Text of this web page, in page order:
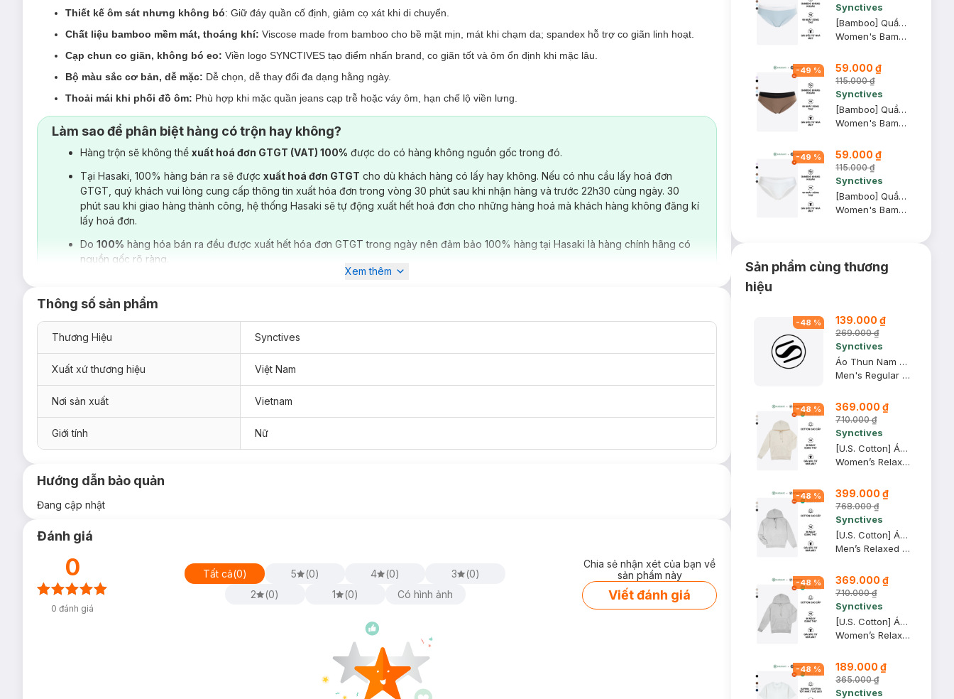
Thiết kế ôm sát nhưng không bó: Giữ đáy quần cố định, giảm cọ xát khi di chuyển.
Chất liệu bamboo mềm mát, thoáng khí: Viscose made from bamboo cho bề mặt mịn, mát khi chạm da; spandex hỗ trợ co giãn linh hoạt.
Cạp chun co giãn, không bó eo: Viền logo SYNCTIVES tạo điểm nhấn brand, co giãn tốt và ôm ổn định khi mặc lâu.
Bộ màu sắc cơ bản, dễ mặc: Dễ chọn, dễ thay đổi đa dạng hằng ngày.
Thoải mái khi phối đồ ôm: Phù hợp khi mặc quần jeans cạp trễ hoặc váy ôm, hạn chế lộ viền lưng.
Trọng lượng cân bằng giữa độ mịn và độ đứng vải, không quá mỏng gây lộ, không quá dày gây bí.
Làm sao để phân biệt hàng có trộn hay không?
Hàng trộn sẽ không thể xuất hoá đơn GTGT (VAT) 100% được do có hàng không nguồn gốc trong đó.
Tại Hasaki, 100% hàng bán ra sẽ được xuất hoá đơn GTGT cho dù khách hàng có lấy hay không. Nếu có nhu cầu lấy hoá đơn
GTGT, quý khách vui lòng cung cấp thông tin xuất hóa đơn trong vòng 30 phút sau khi nhận hàng và trước 22h30 cùng ngày. 30
phút sau khi giao hàng thành công, hệ thống Hasaki sẽ tự động xuất hết hoá đơn cho những hàng hoá mà khách hàng không đăng kí
lấy hoá đơn.
Do 100% hàng hóa bán ra đều được xuất hết hóa đơn GTGT trong ngày nên đảm bảo 100% hàng tại Hasaki là hàng chính hãng có
nguồn gốc rõ ràng.
Xem thêm
Thông số sản phẩm
Thương Hiệu Synctives
Xuất xứ thương hiệu Việt Nam
Nơi sản xuất Vietnam
Giới tính Nữ
Hướng dẫn bảo quản
Đang cập nhật
Đánh giá
0
0 đánh giá
Tất cả(0) 5 (0) 4 (0) 3 (0)
2
(0) 1 (0) Có hình ảnh
Chia sẻ nhận xét của bạn về
sản phẩm này
Viết đánh giá
Synctives
[Bamboo] Quần Lót Nữ Synctives Dáng Bikini, Xanh Nhạt, XS - CWPT0008
Women's Bamboo Bikini Panties
-49 % 59.000 ₫
115.000 ₫
Synctives
[Bamboo] Quần Lót Nữ Synctives Dáng Bikini, Nâu Đất, XL - CWPT0008
Women's Bamboo Bikini Panties
-49 % 59.000 ₫
115.000 ₫
Synctives
[Bamboo] Quần Lót Nữ Synctives Dáng Bikini, Trắng, M - CWPT0008
Women's Bamboo Bikini Panties
Sản phẩm cùng thương
hiệu
-48 % 139.000 ₫
269.000 ₫
Synctives
Áo Thun Nam Regular Fit, Xanh Navy, 2XL - CMTS0028
Men's Regular Fit T-shirt
-48 % 369.000 ₫
710.000 ₫
Synctives
[U.S. Cotton] Áo Hoodie Nữ Synctives Relaxed Fit, Kem Melange, XS - CWHO0011
Women’s Relaxed Fit Hoodie
-48 % 399.000 ₫
768.000 ₫
Synctives
[U.S. Cotton] Áo Hoodie Nam Synctives Relaxed Fit, Xám Melange Nhạt, 2XL - CMHO0007
Men’s Relaxed Fit Hoodie
-48 % 369.000 ₫
710.000 ₫
Synctives
[U.S. Cotton] Áo Hoodie Nữ Synctives Relaxed Fit, Xám Melange Nhạt, XL - CWHO0011
Women’s Relaxed Fit Hoodie
-48 % 189.000 ₫
365.000 ₫
Synctives